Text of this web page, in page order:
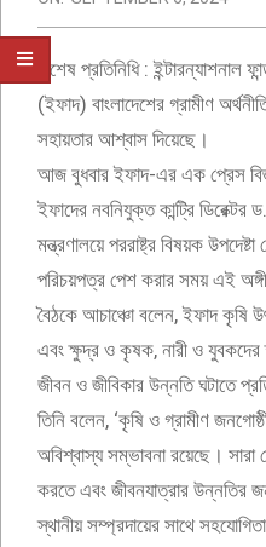
বিশেষ প্রতিনিধি : ইন্টারন্যাশনাল
(ইফাদ) বাংলাদেশের গ্রামীণ
সহায়তার আশ্বাস দিয়েছে।
আজ বুধবার ইফাদ-এর এক প্রেস
ইফাদের নবনিযুক্ত কান্ট্রি ডিরেক্টর
মন্ত্রণালয়ে পররাষ্ট্র বিষয়ক
পরিচয়পত্র পেশ করার সময় এই
বৈঠকে আচাঞ্চো বলেন, ইফাদ কৃষি
এবং ক্ষুদ্র ও কৃষক, নারী ও যুবকদের
জীবন ও জীবিকার উন্নতি ঘটাতে
তিনি বলেন, ‘কৃষি ও গ্রামীণ
অবিশ্বাস্য সম্ভাবনা রয়েছে। সারা
করতে এবং জীবনযাত্রার উন্নতির
স্থানীয় সম্প্রদায়ের সাথে